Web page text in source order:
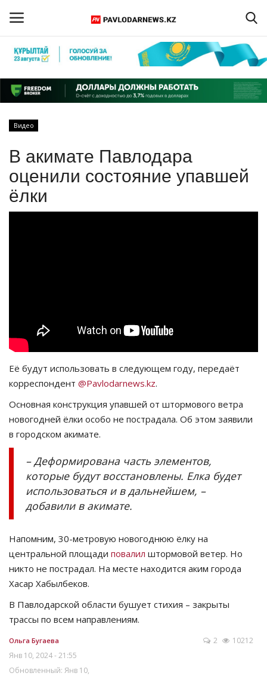
Регистрация
Главная
КАЗАХСТАН
РАЗВЛЕЧЕНИЯ
OFFICIAL
Курултай
Язык
Қазақша Русский
Видео
В акимате Павлодара
оценили состояние упавшей
ёлки
Её будут использовать в следующем году, передаёт
корреспондент @Pavlodarnews.kz.
Основная конструкция упавшей от штормового ветра
новогодней ёлки особо не пострадала. Об этом заявили
в городском акимате.
– Деформирована часть элементов,
которые будут восстановлены. Елка будет
использоваться и в дальнейшем, –
добавили в акимате.
Напомним, 30-метровую новогоднюю ёлку на
центральной площади повалил штормовой ветер. Но
никто не пострадал. На месте находится аким города
Хасар Хабылбеков.
В Павлодарской области бушует стихия – закрыты
трассы по всем направлениям.
Ольга Бугаева
Янв 10, 2024 - 21:55
Обновленный: Янв 10,
2 10212